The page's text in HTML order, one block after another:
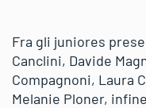
Fra gli juniores
Canclini, Davide
Compagnoni, Laura
Melanie Ploner,